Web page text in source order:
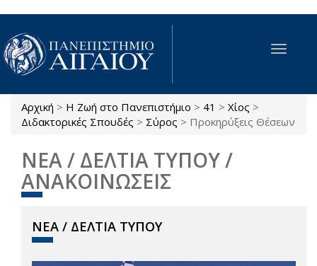
Παράκαμψη προς το κυρίως περιεχόμενο
Toggle
Είστε εδώ
Αρχική > Η Ζωή στο Πανεπιστήμιο > 41 > Χίος >
Διδακτορικές Σπουδές > Σύρος > Προκηρύξεις Θέσεων
ΝΕΑ / ΔΕΛΤΙΑ ΤΥΠΟΥ /
ΑΝΑΚΟΙΝΩΣΕΙΣ
ΝΕΑ / ΔΕΛΤΙΑ ΤΥΠΟΥ